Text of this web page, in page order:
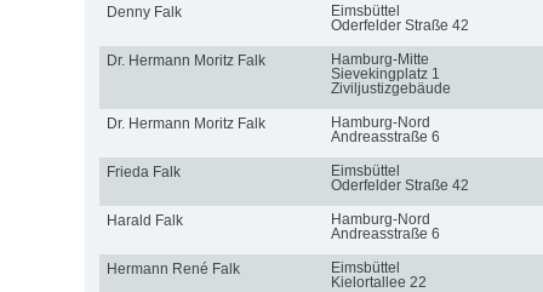
Denny Falk
Eimsbüttel
Oderfelder Straße 42
Dr. Hermann Moritz Falk
Hamburg-Mitte
Sievekingplatz 1
Ziviljustizgebäude
Dr. Hermann Moritz Falk
Hamburg-Nord
Andreasstraße 6
Frieda Falk
Eimsbüttel
Oderfelder Straße 42
Harald Falk
Hamburg-Nord
Andreasstraße 6
Hermann René Falk
Eimsbüttel
Kielortallee 22